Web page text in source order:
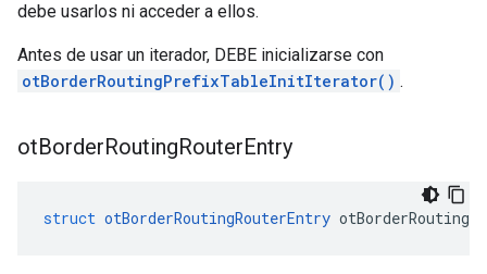
debe usarlos ni acceder a ellos.
Antes de usar un iterador, DEBE inicializarse con
otBorderRoutingPrefixTableInitIterator() .
otBorderRoutingRouterEntry
struct otBorderRoutingRouterEntry